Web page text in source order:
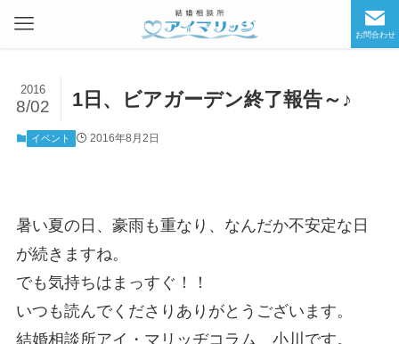
お問合わせ
1日、ビアガーデン終了報告～♪
2016
8/02
イベント 2016年8月2日
暑い夏の日、豪雨も重なり、なんだか不安定な日
が続きますね。
でも気持ちはまっすぐ！！
いつも読んでくださりありがとうございます。
結婚相談所アイ・マリッヂコラム 小川です。